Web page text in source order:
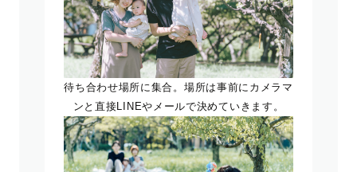
待ち合わせ場所に集合。場所は事前にカメラマ
ンと直接LINEやメールで決めていきます。